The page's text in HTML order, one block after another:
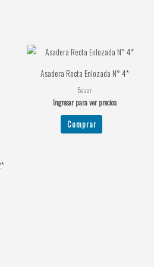
Asadera Recta Enlozada N° 4*
Bazar
Ingresar para ver precios
Comprar